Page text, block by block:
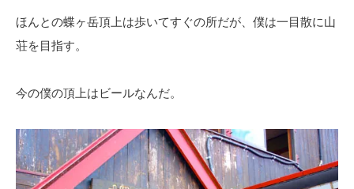
ほんとの蝶ヶ岳頂上は歩いてすぐの所だが、僕は一目散に山
荘を目指す。
今の僕の頂上はビールなんだ。